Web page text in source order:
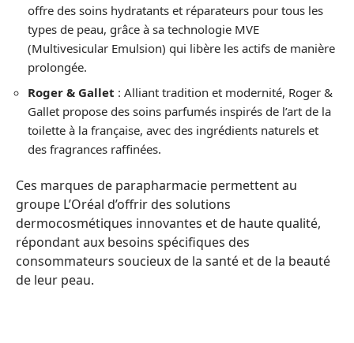
offre des soins hydratants et réparateurs pour tous les
types de peau, grâce à sa technologie MVE
(Multivesicular Emulsion) qui libère les actifs de manière
prolongée.
Roger & Gallet : Alliant tradition et modernité, Roger &
Gallet propose des soins parfumés inspirés de l’art de la
toilette à la française, avec des ingrédients naturels et
des fragrances raffinées.
Ces marques de parapharmacie permettent au
groupe L’Oréal d’offrir des solutions
dermocosmétiques innovantes et de haute qualité,
répondant aux besoins spécifiques des
consommateurs soucieux de la santé et de la beauté
de leur peau.